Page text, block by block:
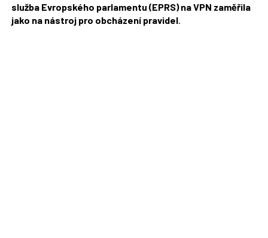
služba Evropského parlamentu (EPRS) na VPN zaměřila
jako na nástroj pro obcházení pravidel.